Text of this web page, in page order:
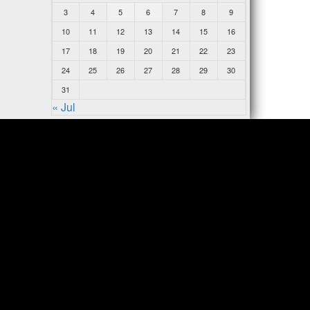
3
4 5 6 7 8
9
10
11 12 13 14 15
16
17
18 19 20 21 22
23
24
25 26 27 28 29
30
31
« Jul